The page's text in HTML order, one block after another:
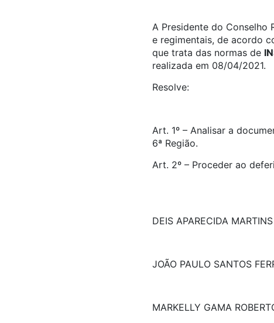
A Presidente do Conselho
e regimentais, de acordo
que trata das normas de
realizada em 08/04/2021.
Resolve:
Art. 1º – Analisar a
6ª Região.
Art. 2º – Proceder ao
DEIS APARECIDA
JOÃO PAULO SANTOS
MARKELLY GAMA